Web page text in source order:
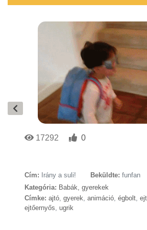
17292
0
Cím: Irány a suli! Beküldte: funfan
Kategória: Babák, gyerekek
Címke: ajtó, gyerek, animáció, égbolt,
ejtőernyős, ugrik